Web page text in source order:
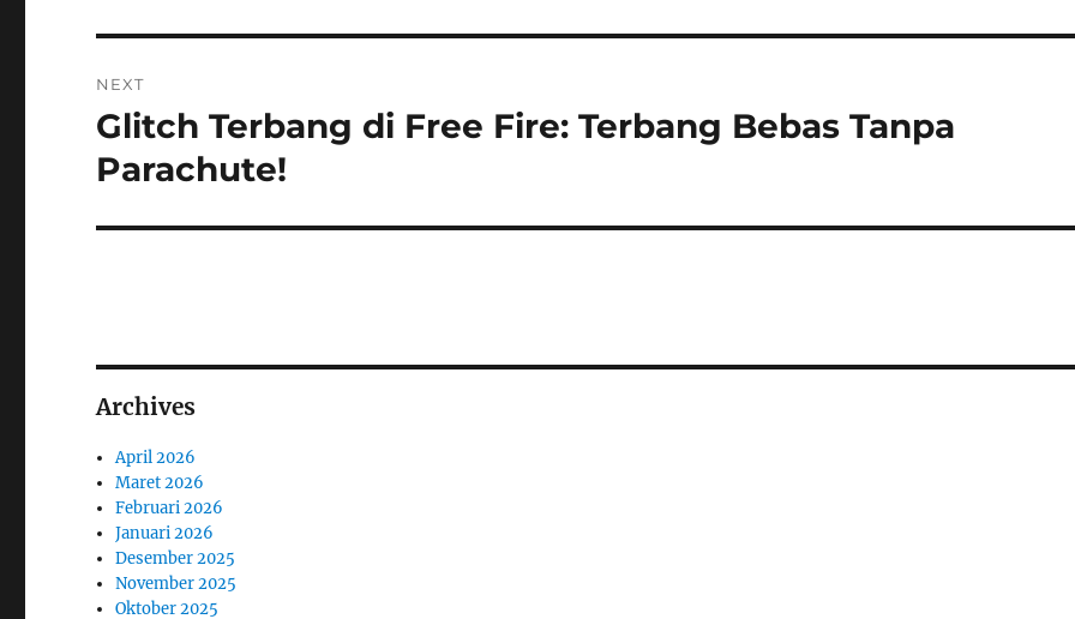
NEXT
Next
post:
Glitch Terbang di Free Fire: Terbang Bebas Tanpa
Parachute!
Archives
April 2026
Maret 2026
Februari 2026
Januari 2026
Desember 2025
November 2025
Oktober 2025